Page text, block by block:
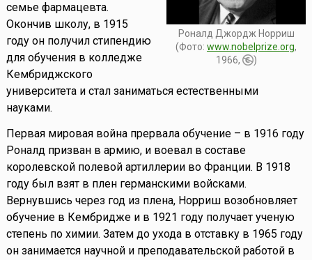
Роналд Джордж Норриш
(Фото:www.nobelprize.org,
1966,
)
семье фармацевта.
Окончив школу, в 1915
году он получил стипендию
для обучения в колледже
Кембриджского
университета и стал заниматься естественными
науками.
Первая мировая война прервала обучение – в 1916 году
Роналд призван в армию, и воевал в составе
королевской полевой артиллерии во Франции. В 1918
году был взят в плен германскими войсками.
Вернувшись через год из плена, Норриш возобновляет
обучение в Кембридже и в 1921 году получает ученую
степень по химии. Затем до ухода в отставку в 1965 году
он занимается научной и преподавательской работой в